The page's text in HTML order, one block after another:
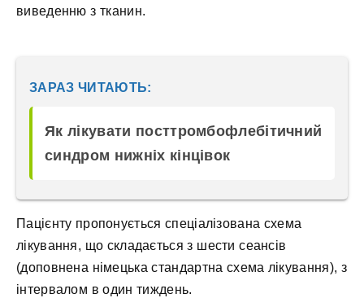
виведенню з тканин.
ЗАРАЗ ЧИТАЮТЬ:
Як лікувати посттромбофлебітичний
синдром нижніх кінцівок
Пацієнту пропонується спеціалізована схема
лікування, що складається з шести сеансів
(доповнена німецька стандартна схема лікування), з
інтервалом в один тиждень.